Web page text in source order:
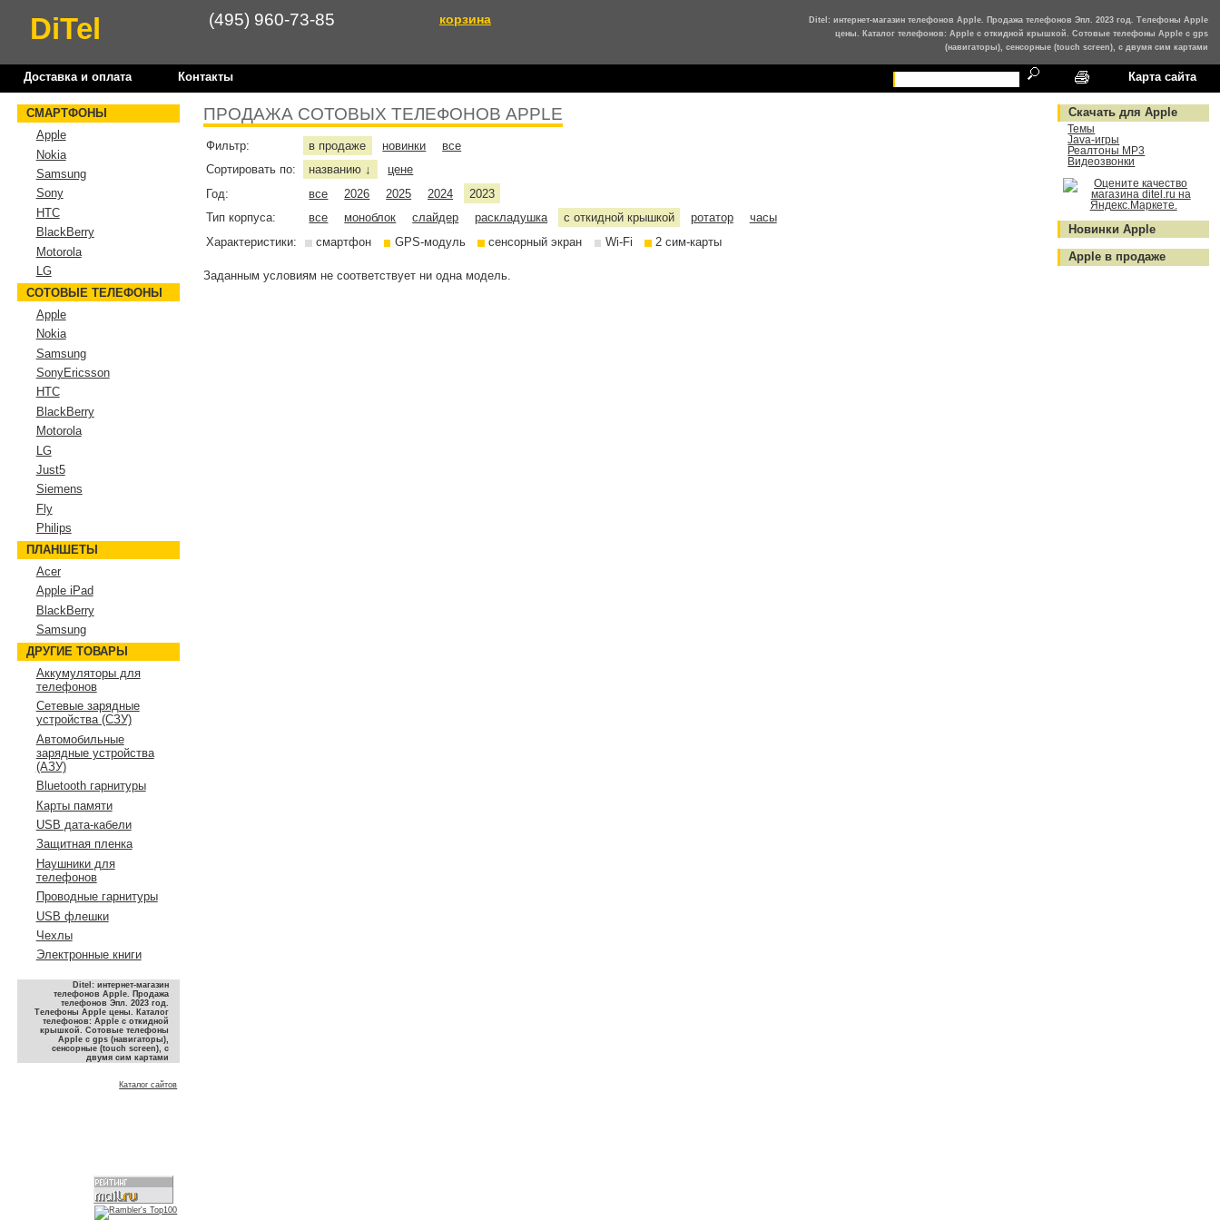
Ditel: интернет-магазин телефонов Apple. Продажа телефонов Эпл. 2023 год. Телефоны Apple
цены. Каталог телефонов: Apple с откидной крышкой. Сотовые телефоны Apple с gps
(навигаторы), сенсорные (touch screen), с двумя сим картами
DiTel (495) 960-73-85 корзина
Доставка и оплата Контакты Карта сайта
ПРОДАЖА СОТОВЫХ ТЕЛЕФОНОВ APPLE
Фильтр: в продаже новинки
все
Сортировать по:
названию ↓
цене
Год:
все 2026 2025 2024
2023
Тип корпуса:
все моноблок слайдер раскладушка с откидной крышкой ротатор
часы
Характеристики:
смартфон GPS-модуль сенсорный экран Wi-Fi 2 сим-карты
Заданным условиям не соответствует ни одна модель.
Скачать для Apple
Темы
Java-игры
Реалтоны MP3
Видеозвонки
Новинки Apple
Apple в продаже
СМАРТФОНЫ
Apple
Nokia
Samsung
Sony
HTC
BlackBerry
Motorola
LG
СОТОВЫЕ ТЕЛЕФОНЫ
Apple
Nokia
Samsung
SonyEricsson
HTC
BlackBerry
Motorola
LG
Just5
Siemens
Fly
Philips
ПЛАНШЕТЫ
Acer
Apple iPad
BlackBerry
Samsung
ДРУГИЕ ТОВАРЫ
Аккумуляторы для
телефонов
Сетевые зарядные
устройства (СЗУ)
Автомобильные
зарядные устройства
(АЗУ)
Bluetooth гарнитуры
Карты памяти
USB дата-кабели
Защитная пленка
Наушники для
телефонов
Проводные гарнитуры
USB флешки
Чехлы
Электронные книги
Ditel: интернет-магазин
телефонов Apple. Продажа
телефонов Эпл. 2023 год.
Телефоны Apple цены. Каталог
телефонов: Apple с откидной
крышкой. Сотовые телефоны
Apple с gps (навигаторы),
сенсорные (touch screen), с
двумя сим картами
Каталог сайтов